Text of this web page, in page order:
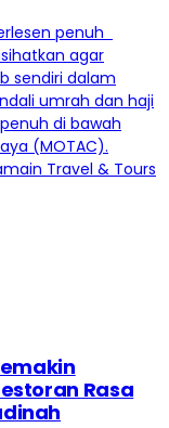
penuh
agar
sendiri dalam
umrah dan haji
di bawah
(MOTAC).
Travel & Tours
Rasa